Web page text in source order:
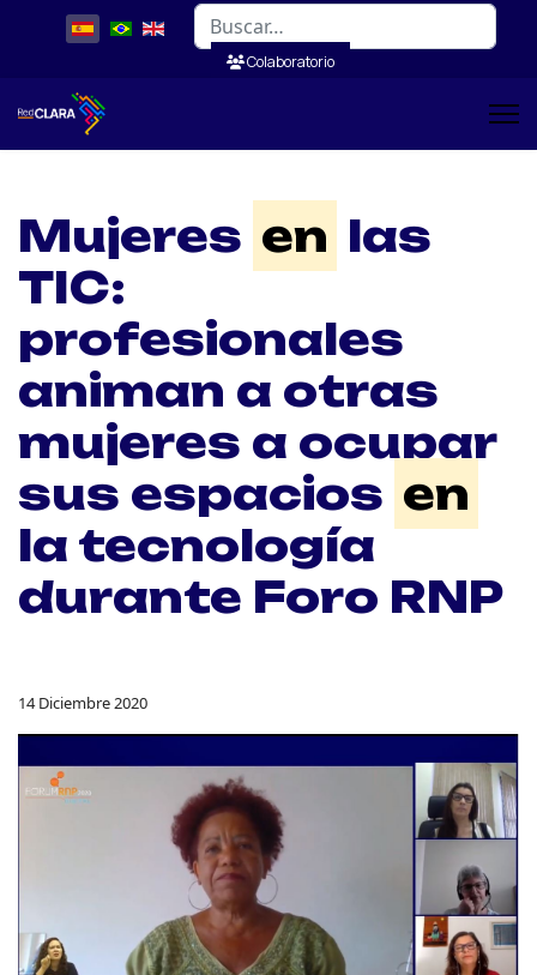
Buscar
Colaboratorio
Mujeres en las
TIC:
profesionales
animan a otras
mujeres a ocupar
sus espacios en
la tecnología
durante Foro RNP
14 Diciembre 2020